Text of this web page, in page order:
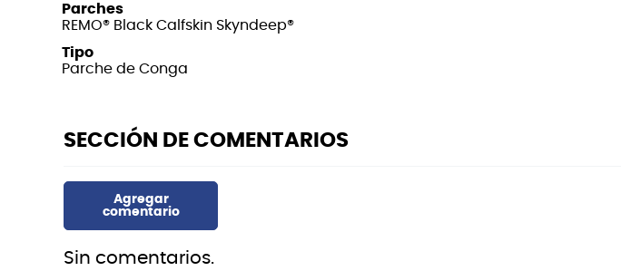
Parches
REMO® Black Calfskin Skyndeep®
Tipo
Parche de Conga
Sin comentarios.